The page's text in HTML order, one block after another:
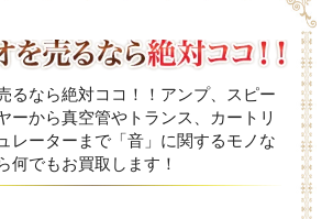
るなら絶対ココ！！アンプ、スピー
ーから真空管やトランス、カートリ
レーターまで「音」に関するモノな
何でもお買取します！